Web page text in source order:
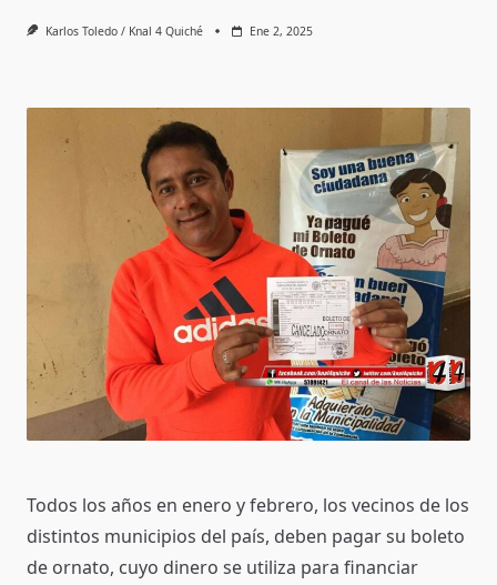
Karlos Toledo / Knal 4 Quiché Ene 2, 2025
Todos los años en enero y febrero, los vecinos de los
distintos municipios del país, deben pagar su boleto
de ornato, cuyo dinero se utiliza para financiar